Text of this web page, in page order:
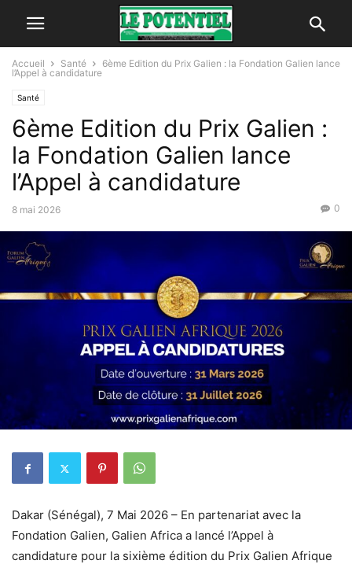
Accueil Santé
6ème Edition du Prix Galien : la Fondation Galien lance
l’Appel à candidature
Santé
6ème Edition du Prix Galien :
la Fondation Galien lance
l’Appel à candidature
8 mai 2026 0
Dakar (Sénégal), 7 Mai 2026 – En partenariat avec la
Fondation Galien, Galien Africa a lancé l’Appel à
candidature pour la sixième édition du Prix Galien Afrique